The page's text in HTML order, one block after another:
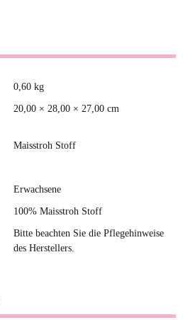
0,60 kg
20,00 × 28,00 × 27,00 cm
Maisstroh Stoff
Erwachsene
100% Maisstroh Stoff
Bitte beachten Sie die Pflegehinweise
des Herstellers.